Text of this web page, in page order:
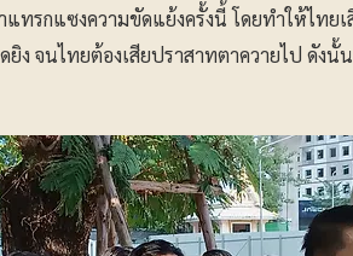
แทรกแซงความขัดแย้งครั้งนี้ โดยทำให้ไทย
ยิง จนไทยต้องเสียปราสาทตาควายไป ดังนั้